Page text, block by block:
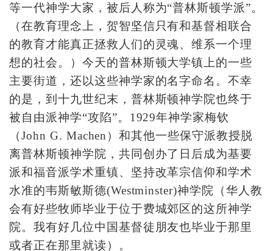
等一代神学大家，被后人称为“普林斯顿学派”。
（在教育理念上，贺智坚信只有和基督相联合
的教育才能真正拯救人们的灵魂、维系一个理
想的社会。）今天的普林斯顿大学镇上的一些
主要街道，还以这些神学家的名字命名。不幸
的是，到十九世纪末，普林斯顿神学院也终于
被自由派神学“攻陷”。1929年神学家梅钦
（John G. Machen）和其他一些保守派教授脱
离普林斯顿神学院，共同创办了日后成为基要
派和福音派学术重镇、坚持改革宗信仰和学术
水准的韦斯敏斯德(Westminster)神学院（华人教
会有好些牧师毕业于位于费城郊区的这所神学
院。我有好几位中国基督徒朋友也毕业于那里
或者正在那里就读）。